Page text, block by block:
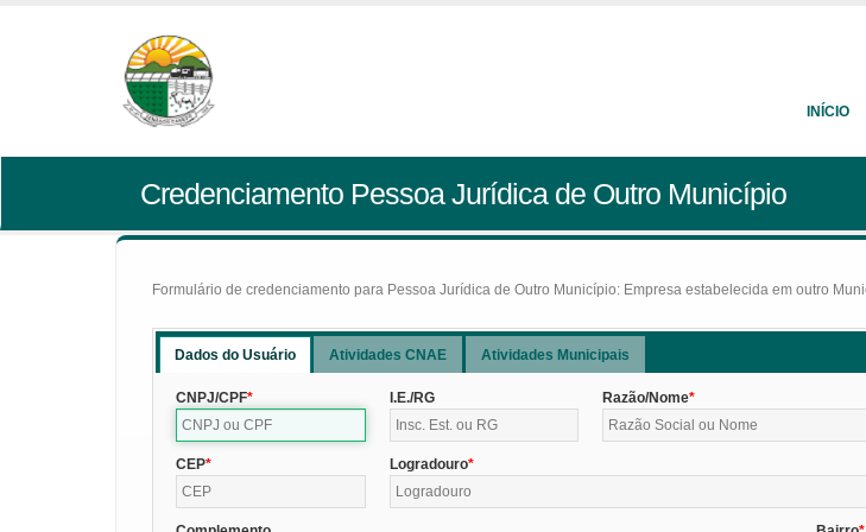
INÍCIO
Credenciamento Pessoa Jurídica de Outro Município
Formulário de credenciamento para Pessoa Jurídica de Outro Município: Empresa estabelecida em outro
Dados do Usuário Atividades CNAE Atividades Municipais
CNPJ/CPF I.E./RG Razão/Nome
CEP Logradouro